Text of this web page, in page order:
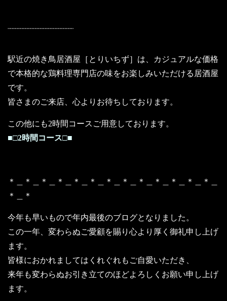
¨¨¨¨¨¨¨¨¨¨¨¨¨¨¨¨¨¨¨¨¨¨¨¨¨¨
駅近の焼き鳥居酒屋［とりいちず］は、カジュアルな価格
で本格的な鶏料理専門店の味をお楽しみいただける居酒屋
です。
皆さまのご来店、心よりお待ちしております。
この他にも2時間コースご用意しております。
■□2時間コース□■
＊＿＊＿＊＿＊＿＊＿＊＿＊＿＊＿＊＿＊＿＊＿＊＿＊＿
＊＿＊
今年も早いもので年内最後のブログとなりました。
この一年、変わらぬご愛顧を賜り心より厚く御礼申し上げ
ます。
皆様におかれましてはくれぐれもご自愛いただき、
来年も変わらぬお引き立てのほどよろしくお願い申し上げ
ます。